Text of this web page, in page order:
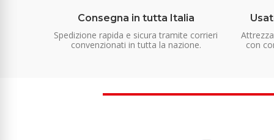
Consegna in tutta Italia
Spedizione rapida e sicura tramite corrieri
convenzionati in tutta la nazione.
con